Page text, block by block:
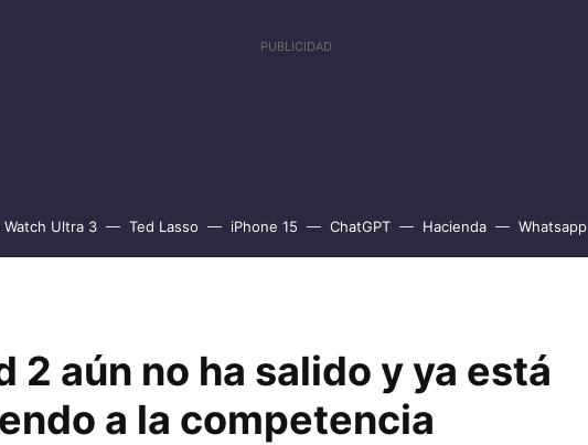
Watch Ultra 3 Ted Lasso iPhone 15 ChatGPT Hacienda Whatsapp
2 aún no ha salido y ya está
a la competencia